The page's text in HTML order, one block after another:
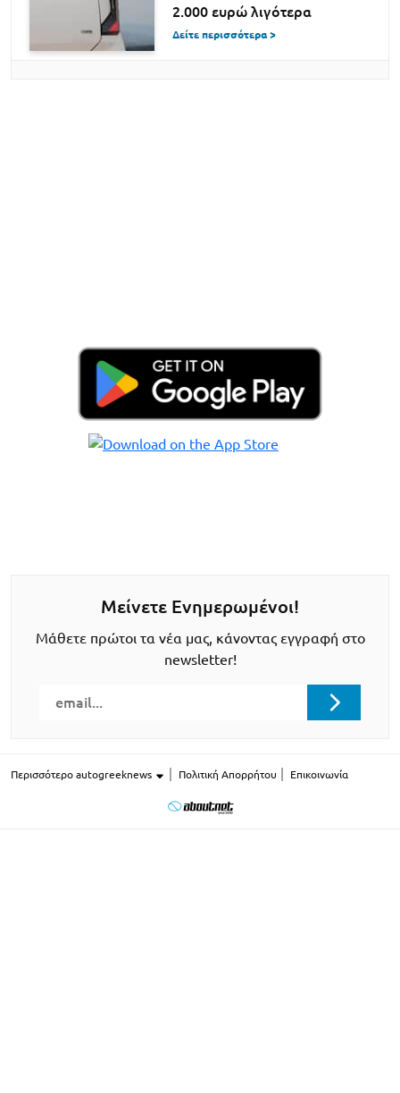
2.000 ευρώ λιγότερα
Δείτε περισσότερα >
Μείνετε Ενημερωμένοι!
Μάθετε πρώτοι τα νέα μας, κάνοντας εγγραφή στο
newsletter!
Περισσότερο autogreeknews Πολιτική Απορρήτου Επικοινωνία